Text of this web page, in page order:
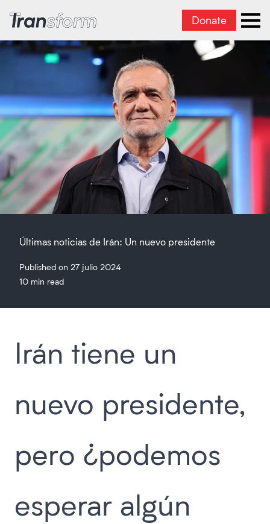
Transform Iran Donate
Últimas noticias de Irán: Un nuevo presidente
Published on 27 julio 2024
10 min read
Irán tiene un
nuevo presidente,
pero ¿podemos
esperar algún